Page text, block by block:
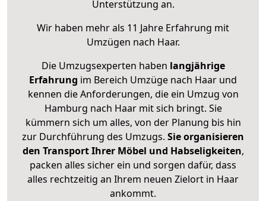
Unterstützung an.
Wir haben mehr als 11 Jahre Erfahrung mit
Umzügen nach Haar.
Die Umzugsexperten haben langjährige
Erfahrung im Bereich Umzüge nach Haar und
kennen die Anforderungen, die ein Umzug von
Hamburg nach Haar mit sich bringt. Sie
kümmern sich um alles, von der Planung bis hin
zur Durchführung des Umzugs. Sie organisieren
den Transport Ihrer Möbel und Habseligkeiten,
packen alles sicher ein und sorgen dafür, dass
alles rechtzeitig an Ihrem neuen Zielort in Haar
ankommt.